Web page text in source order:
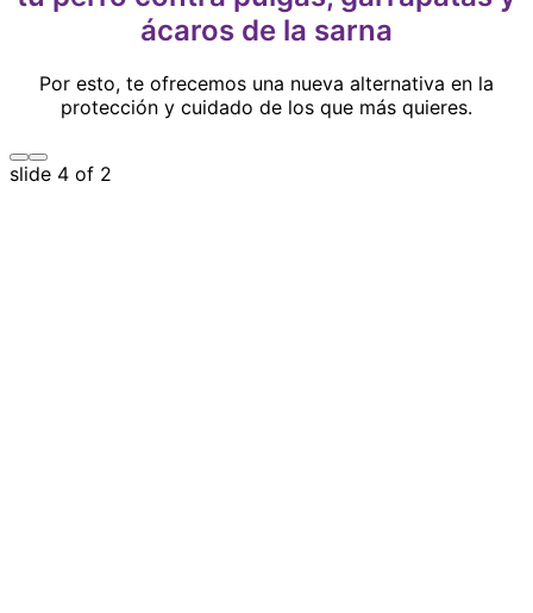
ácaros de la sarna
Por esto, te ofrecemos una nueva alternativa en la
protección y cuidado de los que más quieres.
PrevNext
slide 4 of 2